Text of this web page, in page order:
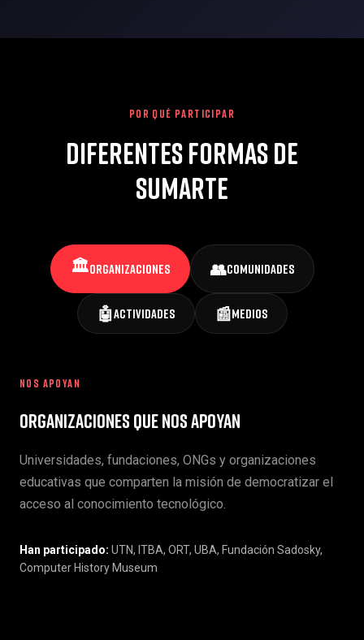
POR QUÉ PARTICIPAR
Diferentes formas de
sumarte
🏛️Organizaciones 👥Comunidades
🤖Actividades 📰Medios
NOS APOYAN
Organizaciones que nos apoyan
Universidades, fundaciones, ONGs y organizaciones
educativas que comparten la misión de democratizar el
acceso al conocimiento tecnológico.
Han participado: UTN, ITBA, ORT, UBA, Fundación Sadosky,
Computer History Museum